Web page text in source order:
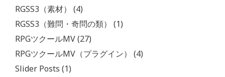
RGSS3（素材）
(4)
RGSS3（難問・奇問の類）
(1)
RPGツクールMV(27)
RPGツクールMV（プラグイン）
(4)
Slider Posts (1)